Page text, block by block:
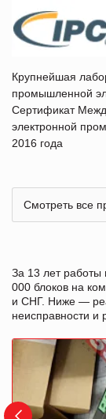
Крупнейшая
промышленной
Сертификат
электронной
2016 года
Смотреть все
За 13 лет
000 блоков на
и СНГ. Ниже —
неисправности и